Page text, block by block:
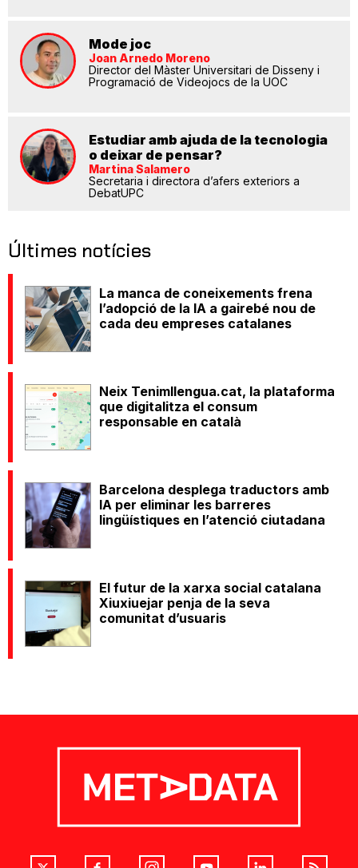
Mode joc
Joan Arnedo Moreno
Director del Màster Universitari de Disseny i
Programació de Videojocs de la UOC
Estudiar amb ajuda de la tecnologia
o deixar de pensar?
Martina Salamero
Secretaria i directora d’afers exteriors a
DebatUPC
Últimes notícies
La manca de coneixements frena
l’adopció de la IA a gairebé nou de
cada deu empreses catalanes
Neix Tenimllengua.cat, la plataforma
que digitalitza el consum
responsable en català
Barcelona desplega traductors amb
IA per eliminar les barreres
lingüístiques en l’atenció ciutadana
El futur de la xarxa social catalana
Xiuxiuejar penja de la seva
comunitat d’usuaris